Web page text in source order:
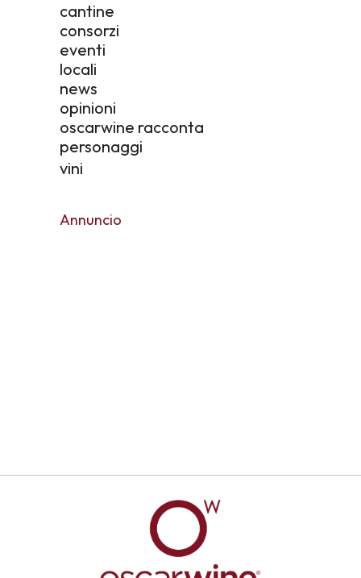
cantine
consorzi
eventi
locali
news
opinioni
oscarwine racconta
personaggi
vini
Annuncio